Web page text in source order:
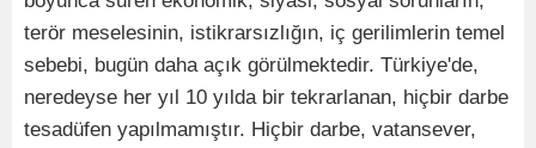
terör meselesinin, istikrarsızlığın, iç gerilimlerin temel
sebebi, bugün daha açık görülmektedir. Türkiye'de,
neredeyse her yıl 10 yılda bir tekrarlanan, hiçbir darbe
tesadüfen yapılmamıştır. Hiçbir darbe, vatansever,